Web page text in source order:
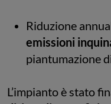
Riduzione
emissioni
piantumazione
L’impianto è stato